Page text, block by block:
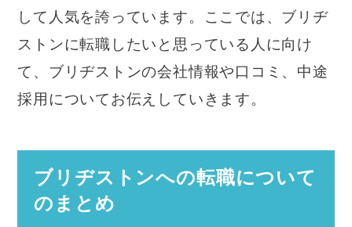
して人気を誇っています。ここでは、ブリヂ
ストンに転職したいと思っている人に向け
て、ブリヂストンの会社情報や口コミ、中途
採用についてお伝えしていきます。
ブリヂストンへの転職について
のまとめ